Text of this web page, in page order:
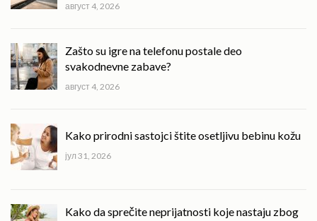
август 4, 2026
Zašto su igre na telefonu postale deo
svakodnevne zabave?
август 4, 2026
Kako prirodni sastojci štite osetljivu bebinu kožu
јул 31, 2026
Kako da sprečite neprijatnosti koje nastaju zbog